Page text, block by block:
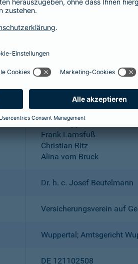
Dr. Andreas Eurich, Oliver
Thomas Bischof
Dr. Sylvia Eichelberg
Harald Epple
Frank Lamsfuß
Christian Ritz
Alina vom Bruck
Dr. h. c. Josef Beutelmann
Versicherungsverein auf
Wuppertal; Amtsgericht
DE 121102508